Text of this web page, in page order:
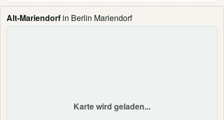
Alt-Mariendorf in Berlin Mariendorf
Karte wird geladen...